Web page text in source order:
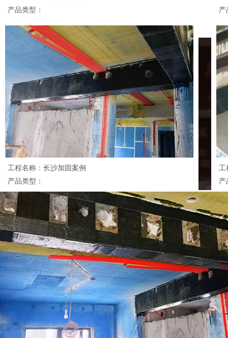
产品类型：
产
工程名称：长沙加固案例
产品类型：
工
产